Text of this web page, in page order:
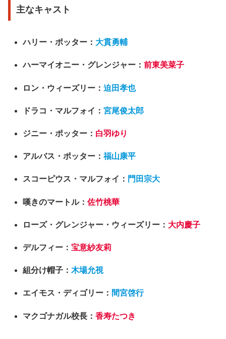
主なキャスト
ハリー・ポッター： 大貫勇輔
ハーマイオニー・グレンジャー：前東美菜子
ロン・ウィーズリー：迫田孝也
ドラコ・マルフォイ：宮尾俊太郎
ジニー・ポッター： 白羽ゆり
アルバス・ポッター：福山康平
スコーピウス・マルフォイ： 門田宗大
嘆きのマートル：佐竹桃華
ローズ・グレンジャー・ウィーズリー： 大内慶子
デルフィー：宝意紗友莉
組分け帽子：木場允視
エイモス・ディゴリー： 間宮啓行
マクゴナガル校長：香寿たつき